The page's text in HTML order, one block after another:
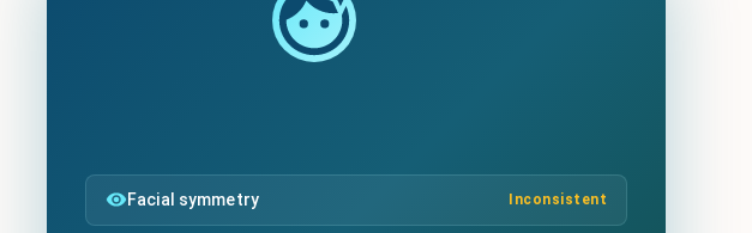
Facial symmetry Inconsistent